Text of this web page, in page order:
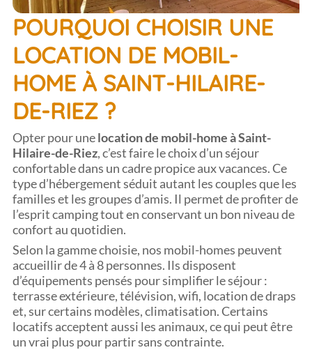
POURQUOI CHOISIR UNE
LOCATION DE MOBIL-
HOME À SAINT-HILAIRE-
DE-RIEZ ?
Opter pour unelocation de mobil-home à Saint-
Hilaire-de-Riez, c’est faire le choix d’un séjour
confortable dans un cadre propice aux vacances. Ce
type d’hébergement séduit autant les couples que les
familles et les groupes d’amis. Il permet de profiter de
l’esprit camping tout en conservant un bon niveau de
confort au quotidien.
Selon la gamme choisie, nos mobil-homes peuvent
accueillir de 4 à 8 personnes. Ils disposent
d’équipements pensés pour simplifier le séjour :
terrasse extérieure, télévision, wifi, location de draps
et, sur certains modèles, climatisation. Certains
locatifs acceptent aussi les animaux, ce qui peut être
un vrai plus pour partir sans contrainte.